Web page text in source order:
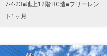
7-4-23■地上12階 RC造■フリーレン
ト1ヶ月